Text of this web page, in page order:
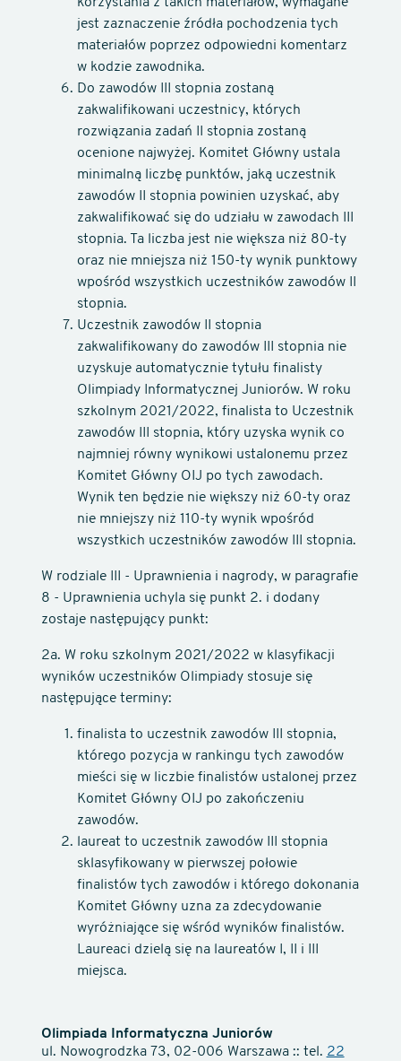
jest zaznaczenie źródła pochodzenia tych
materiałów poprzez odpowiedni komentarz
w kodzie zawodnika.
Do zawodów III stopnia zostaną
zakwalifikowani uczestnicy, których
rozwiązania zadań II stopnia zostaną
ocenione najwyżej. Komitet Główny ustala
minimalną liczbę punktów, jaką uczestnik
zawodów II stopnia powinien uzyskać, aby
zakwalifikować się do udziału w zawodach III
stopnia. Ta liczba jest nie większa niż 80-ty
oraz nie mniejsza niż 150-ty wynik punktowy
wpośród wszystkich uczestników zawodów II
stopnia.
Uczestnik zawodów II stopnia
zakwalifikowany do zawodów III stopnia nie
uzyskuje automatycznie tytułu finalisty
Olimpiady Informatycznej Juniorów. W roku
szkolnym 2021/2022, finalista to Uczestnik
zawodów III stopnia, który uzyska wynik co
najmniej równy wynikowi ustalonemu przez
Komitet Główny OIJ po tych zawodach.
Wynik ten będzie nie większy niż 60-ty oraz
nie mniejszy niż 110-ty wynik wpośród
wszystkich uczestników zawodów III stopnia.
W rodziale III - Uprawnienia i nagrody, w paragrafie
8 - Uprawnienia uchyla się punkt 2. i dodany
zostaje następujący punkt:
2a. W roku szkolnym 2021/2022 w klasyfikacji
wyników uczestników Olimpiady stosuje się
następujące terminy:
finalista to uczestnik zawodów III stopnia,
którego pozycja w rankingu tych zawodów
mieści się w liczbie finalistów ustalonej przez
Komitet Główny OIJ po zakończeniu
zawodów.
laureat to uczestnik zawodów III stopnia
sklasyfikowany w pierwszej połowie
finalistów tych zawodów i którego dokonania
Komitet Główny uzna za zdecydowanie
wyróżniające się wśród wyników finalistów.
Laureaci dzielą się na laureatów I, II i III
miejsca.
Olimpiada Informatyczna Juniorów
ul. Nowogrodzka 73, 02-006 Warszawa :: tel. 22